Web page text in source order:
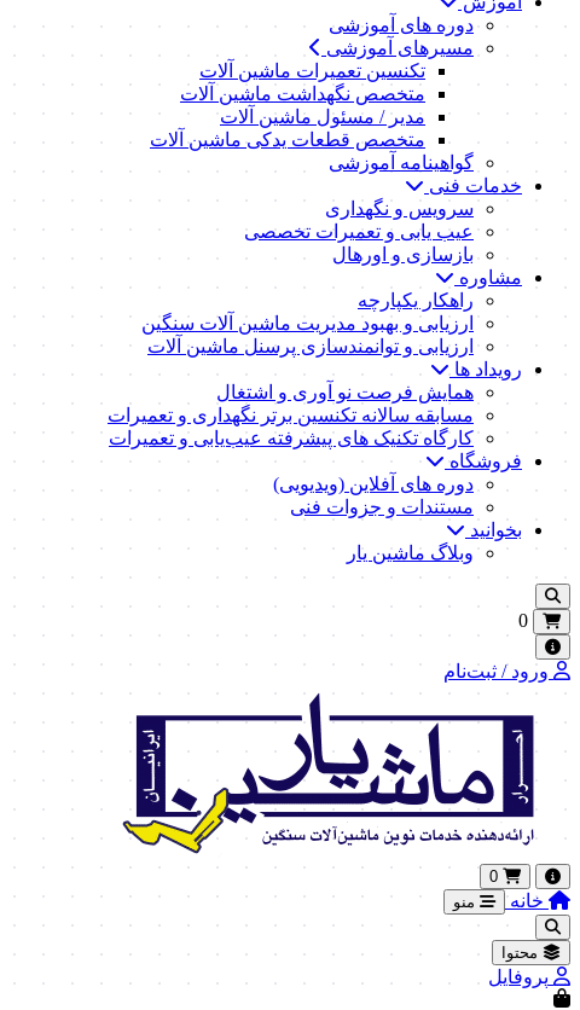
دوره های آموزشی
مسیرهای آموزشی
تکنسین تعمیرات ماشین آلات
متخصص نگهداشت ماشین آلات
مدیر / مسئول ماشین آلات
متخصص قطعات یدکی ماشین آلات
گواهینامه آموزشی
خدمات فنی
سرویس و نگهداری
عیب یابی و تعمیرات تخصصی
بازسازی و اورهال
مشاوره
راهکار یکپارچه
ارزیابی و بهبود مدیریت ماشین آلات سنگین
ارزیابی و توانمندسازی پرسنل ماشین آلات
رویداد ها
همایش فرصت نو آوری و اشتغال
مسابقه سالانه تکنسین برتر نگهداری و تعمیرات
کارگاه تکنیک‌ های پیشرفته عیب‌یابی و تعمیرات
فروشگاه
دوره های آفلاین (ویدیویی)
مستندات و جزوات فنی
بخوانید
وبلاگ ماشین یار
0
ورود / ثبت‌نام
0
خانه منو
محتوا
پروفایل